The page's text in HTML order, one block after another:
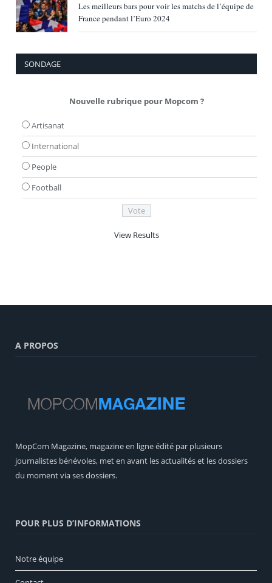
Les meilleurs bars pour voir les matchs de l’équipe de
France pendant l’Euro 2024
SONDAGE
Nouvelle rubrique pour Mopcom ?
Artisanat
International
People
Football
View Results
A PROPOS
MopCom Magazine, magazine en ligne édité par plusieurs
journalistes bénévoles, met en avant les actualités et les dossiers
du moment via ses dossiers.
POUR PLUS D’INFORMATIONS
Notre équipe